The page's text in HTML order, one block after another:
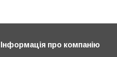
Інформація про компанію